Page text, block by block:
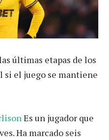
últimas etapas de los
si el juego se mantiene
Es un jugador que
Ha marcado seis